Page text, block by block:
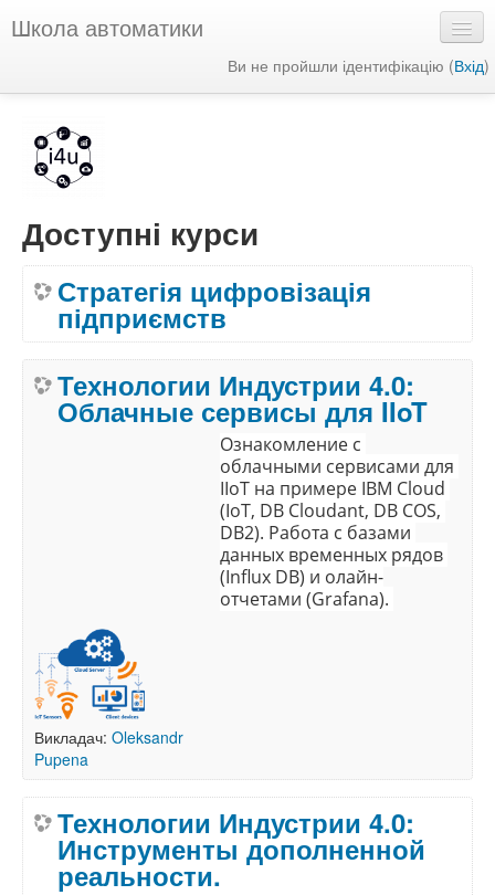
Школа автоматики
Ви не пройшли ідентифікацію (Вхід)
Доступні курси
Стратегія цифровізація
підприємств
Технологии Индустрии 4.0:
Облачные сервисы для IIoT
Ознакомление с
облачными сервисами для
IIoT на примере IBM Cloud
(IoT, DB Cloudant, DB COS,
DB2). Работа с базами
данных временных рядов
(Influx DB) и олайн-
отчетами (Grafana).
Викладач: Oleksandr
Pupena
Технологии Индустрии 4.0:
Инструменты дополненной
реальности.